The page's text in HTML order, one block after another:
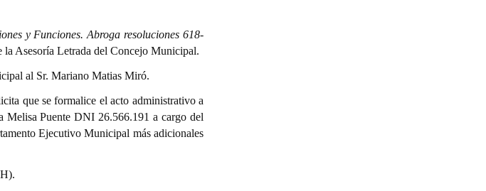
y Funciones. Abroga resoluciones 618-
la Asesoría Letrada del Concejo Municipal.
al Sr. Mariano Matias Miró.
que se formalice el acto administrativo a
Puente DNI 26.566.191 a cargo del
Ejecutivo Municipal más adicionales